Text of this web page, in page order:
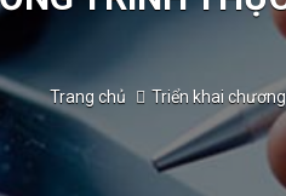
Trang chủ Triển khai